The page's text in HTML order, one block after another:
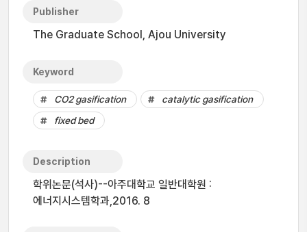
Publisher
The Graduate School, Ajou University
Keyword
CO2 gasification
catalytic gasification
fixed bed
Description
학위논문(석사)--아주대학교 일반대학원 :
에너지시스템학과,2016. 8